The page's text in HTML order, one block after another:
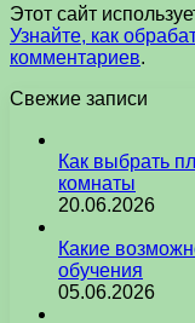
Этот сайт
Узнайте, как
комментариев.
Свежие записи
Как выбрать
комнаты
20.06.2026
Какие
обучения
05.06.2026